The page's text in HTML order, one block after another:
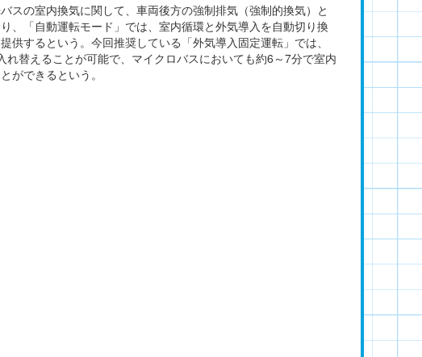
スの室内換気に関して、車両後方の強制排気（強制的換気）と
、「自動運転モード」では、室内循環と外気導入を自動切り換
供するという。今回推奨している「外気導入固定運転」では、
れ替えることが可能で、マイクロバスにおいても約6～7分で室内
ができるという。